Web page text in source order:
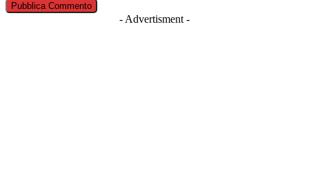
- Advertisment -